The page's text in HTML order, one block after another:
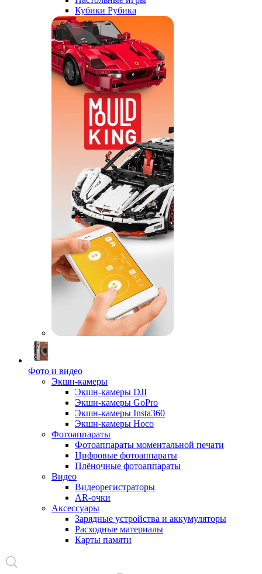
Кубики Рубика
Фото и видео
Экшн-камеры
Экшн-камеры DJI
Экшн-камеры GoPro
Экшн-камеры Insta360
Экшн-камеры Hoco
Фотоаппараты
Фотоаппараты моментальной печати
Цифровые фотоаппараты
Плёночные фотоаппараты
Видео
Видеорегистраторы
AR-очки
Аксессуары
Зарядные устройства и аккумуляторы
Расходные материалы
Карты памяти